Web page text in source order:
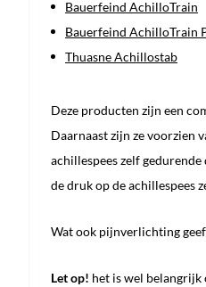
Bauerfeind AchilloTrain
Bauerfeind AchilloTrain
Thuasne Achillostab
Deze producten zijn een
Daarnaast zijn ze voorzien
achillespees zelf
de druk op de achillespees
Wat ook pijnverlichting
Let op! het is wel belangrijk